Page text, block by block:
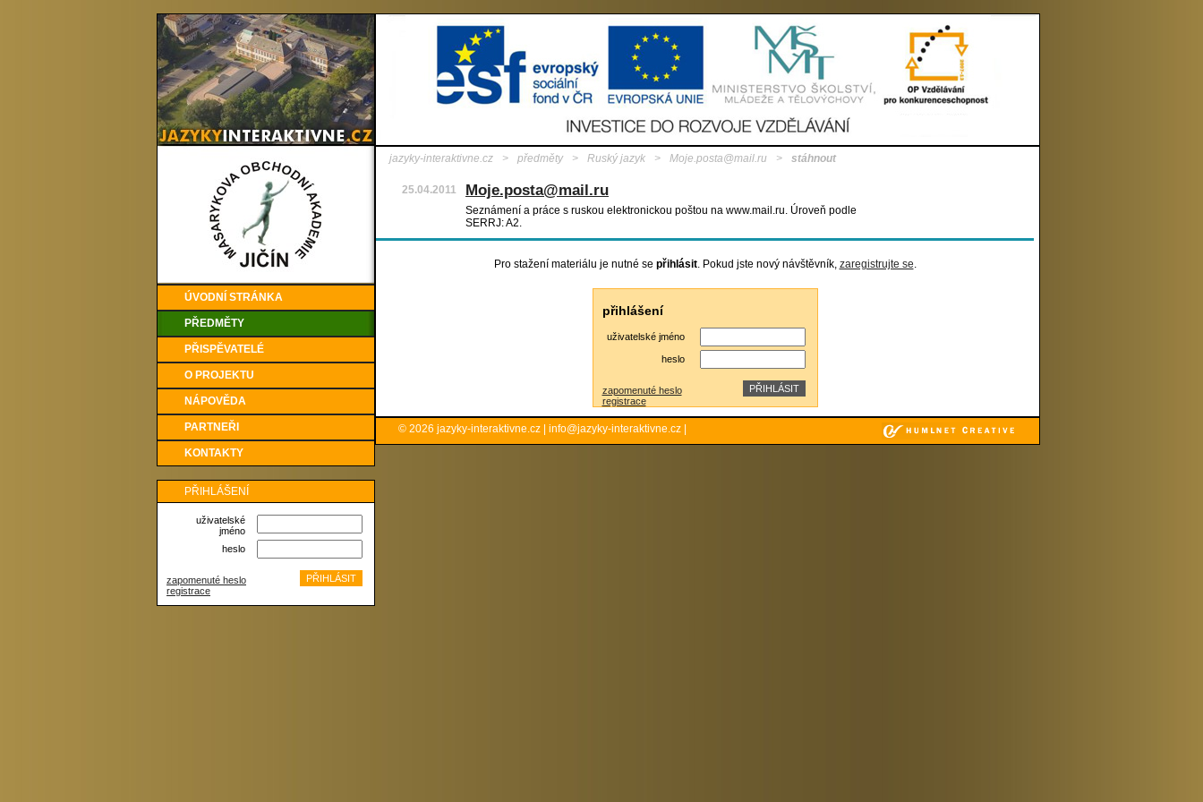
ÚVODNÍ STRÁNKA
PŘEDMĚTY
PŘISPĚVATELÉ
O PROJEKTU
NÁPOVĚDA
PARTNEŘI
KONTAKTY
PŘIHLÁŠENÍ
uživatelské
jméno
heslo
zapomenuté heslo
registrace
jazyky-interaktivne.cz > předměty > Ruský jazyk > Moje.posta@mail.ru > stáhnout
25.04.2011 Moje.posta@mail.ru
Seznámení a práce s ruskou elektronickou poštou na www.mail.ru. Úroveň podle
SERRJ: A2.
Pro stažení materiálu je nutné se přihlásit. Pokud jste nový návštěvník, zaregistrujte se.
přihlášení
uživatelské jméno
heslo
zapomenuté heslo
registrace
© 2026 jazyky-interaktivne.cz info@jazyky-interaktivne.cz